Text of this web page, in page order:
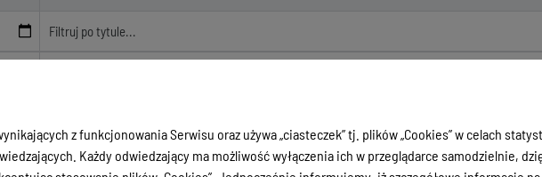
Rozwój samozatrudnienia, uprzejmie prosimy o sporządzenie szacunkowej wyceny
zakresu zakładania i prowadzenia działalności gospodarczej dla uczestników projektu.
z funkcjonowania Serwisu oraz używa „ciasteczek” tj. plików „Cookies” w celach
Każdy odwiedzający ma możliwość wyłączenia ich w przeglądarce samodzielnie,